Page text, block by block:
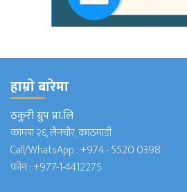
हाम्राे बारेमा
ठकुरी ग्रुप प्रा.लि
कामपा २६, लैनचौर, काठमाडौं
Call/WhatsApp :+974 - 5520 0398
फोन :+977-1-4412275